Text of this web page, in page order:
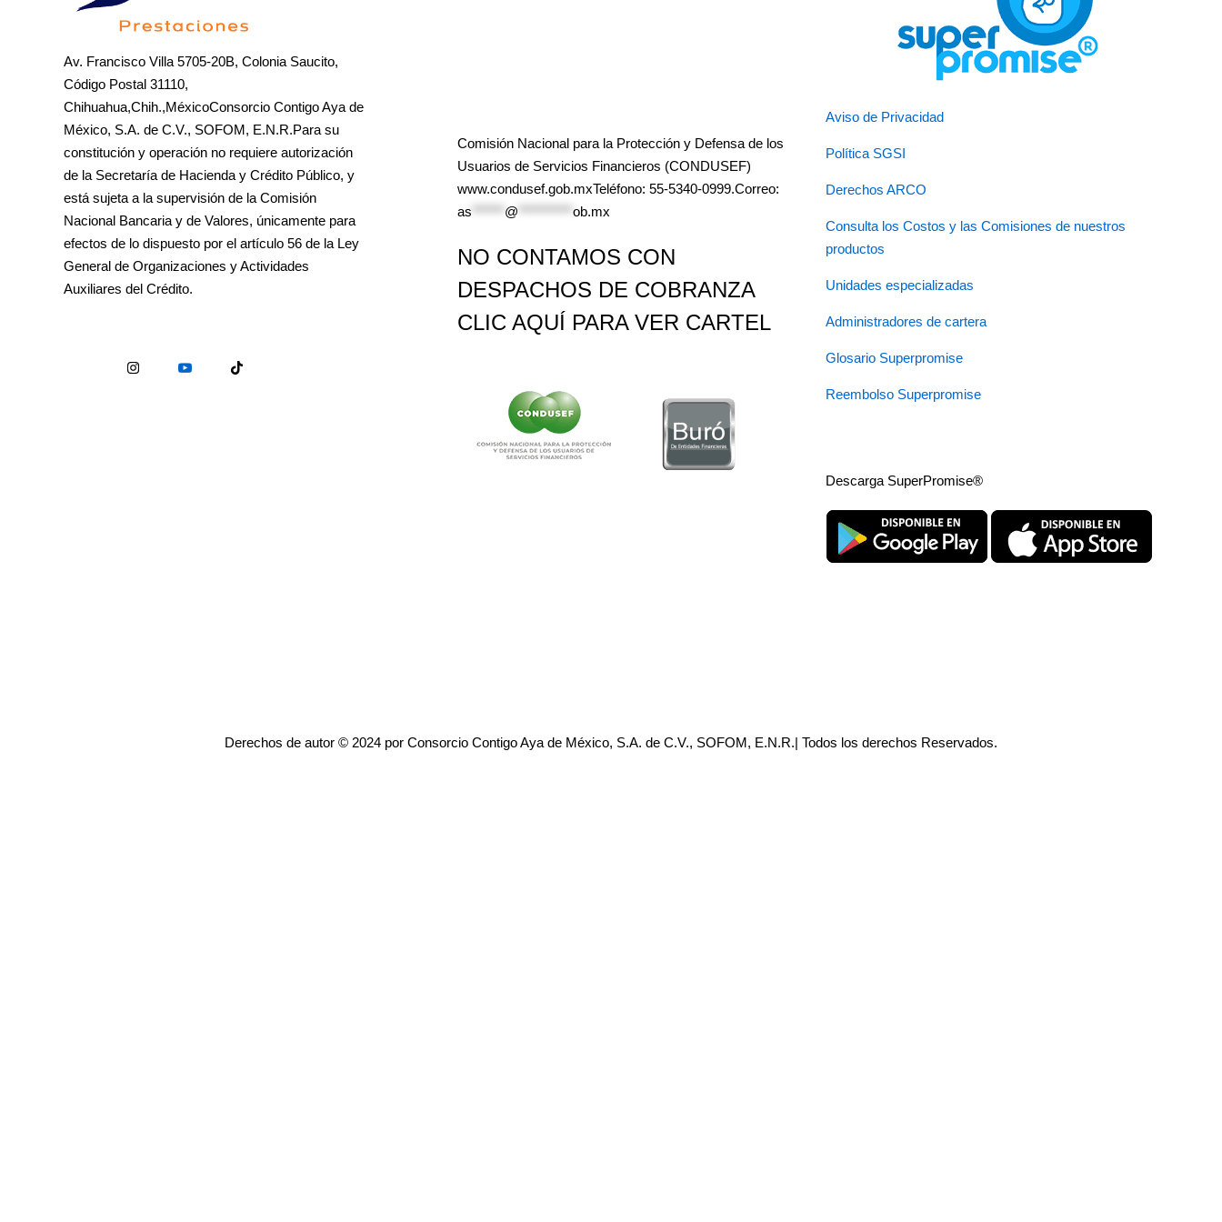
Av. Francisco Villa 5705-20B, Colonia Saucito,
Código Postal 31110,
Chihuahua,Chih.,MéxicoConsorcio Contigo Aya de
México, S.A. de C.V., SOFOM, E.N.R.Para su
constitución y operación no requiere autorización
de la Secretaría de Hacienda y Crédito Público, y
está sujeta a la supervisión de la Comisión
Nacional Bancaria y de Valores, únicamente para
efectos de lo dispuesto por el artículo 56 de la Ley
General de Organizaciones y Actividades
Auxiliares del Crédito.
Comisión Nacional para la Protección y Defensa de los
Usuarios de Servicios Financieros (CONDUSEF)
www.condusef.gob.mxTeléfono: 55-5340-0999.Correo:
as
@ ob.mx
NO CONTAMOS CON
DESPACHOS DE COBRANZA
CLIC AQUÍ PARA VER CARTEL
Aviso de Privacidad
Política SGSI
Derechos ARCO
Consulta los Costos y las Comisiones de nuestros
productos
Unidades especializadas
Administradores de cartera
Glosario Superpromise
Reembolso Superpromise
Descarga SuperPromise®
Derechos de autor © 2024 por Consorcio Contigo Aya de México, S.A. de C.V., SOFOM, E.N.R.| Todos los derechos Reservados.